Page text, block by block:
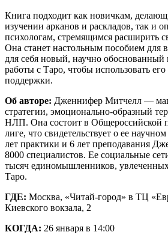
Книга подходит как новичкам,
изучении арканов и раскладов, так и
психологам, стремящимся расширить
Она станет настольным пособием для
для себя новый, научно
работы с Таро, чтобы использовать
поддержки.
Об авторе: Дженнифер Митчелл —
стратегии, эмоционально-образный
НЛП. Она состоит в Общероссийской
лиге, что свидетельствует о ее
лет практики и 6 лет преподавания
8000 специалистов. Ее социальные
тысяч единомышленников,
Таро.
ГДЕ: Москва, «Читай-город» в ТЦ
Киевского вокзала, 2
КОГДА: 26 января в 14:00